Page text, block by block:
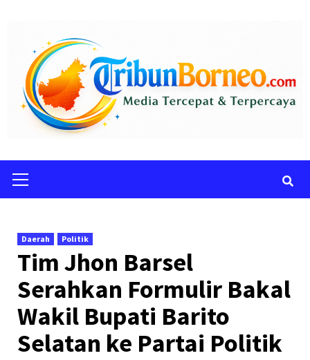
content
Menu
Daerah Politik
Tim Jhon Barsel
Serahkan Formulir Bakal
Wakil Bupati Barito
Selatan ke Partai Politik